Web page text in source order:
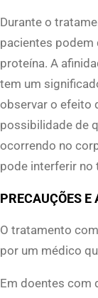
Durante o
pacientes podem
proteína. A
tem um
observar o efeito
possibilidade de
ocorrendo no
pode interferir no
PRECAUÇÕES E
O tratamento
por um médico
Em doentes com